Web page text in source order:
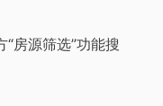
房源筛选”功能搜